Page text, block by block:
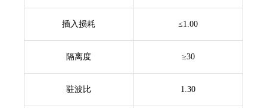
插入损耗 ≤1.00
隔离度 ≥30
驻波比 1.30